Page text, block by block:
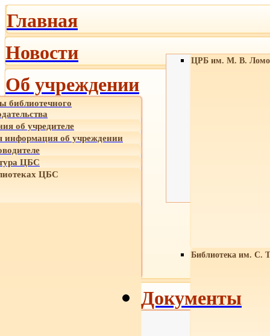
Главная
Новости
Об учреждении
библиотечного
об учредителе
об учреждении
ЦБС
ЦБС
ЦРБ им. М. В.
Библиотека им. С.
Документы